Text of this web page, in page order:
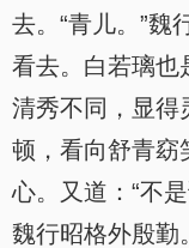
去。“青儿。”魏
看去。白若璃也
清秀不同，显得
顿，看向舒青窈
心。又道：“不
魏行昭格外殷勤